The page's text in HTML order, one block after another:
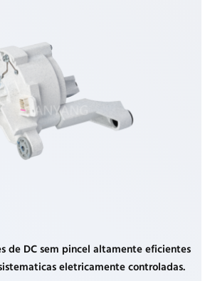
de DC sem pincel altamente eficientes
eletricamente controladas.